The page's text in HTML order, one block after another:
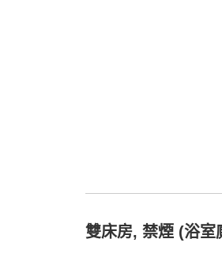
雙床房, 禁煙 (浴室